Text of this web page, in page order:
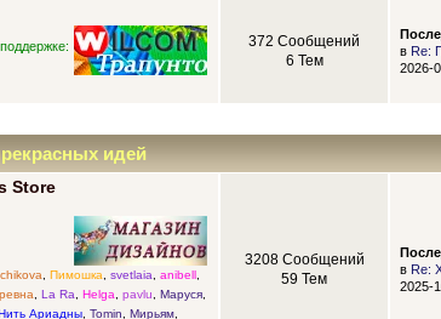
372 Сообщений
6 Тем
в Re:
2026-
идей
Store
, Пимошка, svetlaia, anibell,
, La Ra, Helga, pavlu, Маруся,
Ариадны, Tomin, Мирьям,
3208 Сообщений
59 Тем
в Re:
2025-